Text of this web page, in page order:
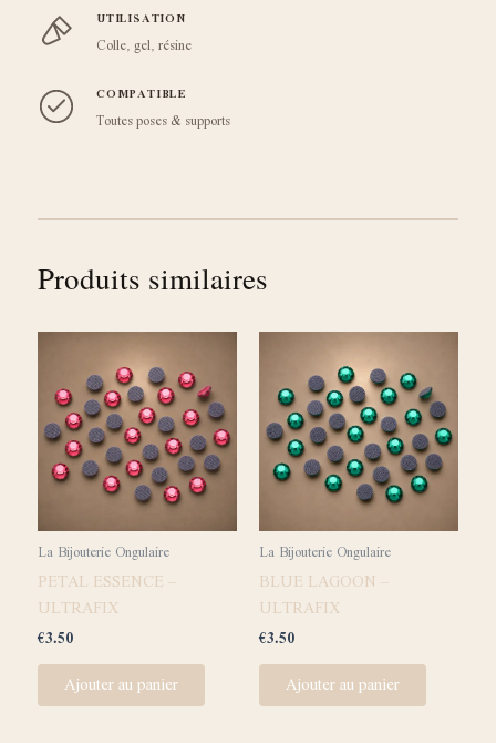
UTILISATION
Colle, gel, résine
COMPATIBLE
Toutes poses & supports
Produits similaires
La Bijouterie Ongulaire
PETAL ESSENCE –
ULTRAFIX
€3.50
Ajouter au panier
La Bijouterie Ongulaire
BLUE LAGOON –
ULTRAFIX
€3.50
Ajouter au panier